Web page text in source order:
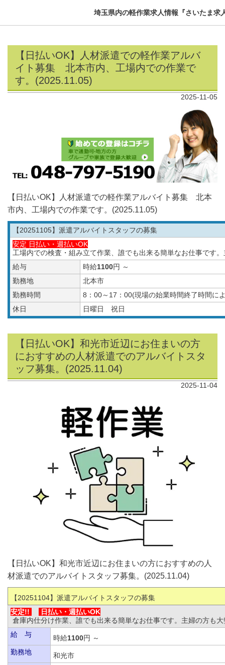
埼玉県内の軽作業求人情報『さいたま求
【日払いOK】人材派遣での軽作業アルバ
イト募集 北本市内、工場内での作業で
す。(2025.11.05)
2025-11-05
【日払いOK】人材派遣での軽作業アルバイト募集 北本
市内、工場内での作業です。(2025.11.05)
【20251105】派遣アルバイトスタッフの募集
安定 日払い・週払いOK
工場内での検査・組み立て作業、誰でも出来る簡単なお仕事です
給与
時給1100円 ～
勤務地
北本市
勤務時間
8：00～17：00(現場の始業時間終了時間に
休日
日曜日 祝日
【日払いOK】和光市近辺にお住まいの方
におすすめの人材派遣でのアルバイトスタ
ッフ募集。(2025.11.04)
2025-11-04
【日払いOK】和光市近辺にお住まいの方におすすめの人
材派遣でのアルバイトスタッフ募集。(2025.11.04)
【20251104】派遣アルバイトスタッフの募集
安定!!
日払い・ 週払いOK
倉庫内仕分け作業、誰でも出来る簡単なお仕事です。主婦の方も
給 与
時給1100円 ～
勤務地
和光市